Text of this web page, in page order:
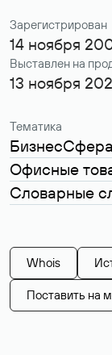
Зарегистрирован
14 ноября
Выставлен на
13 ноября
Тематика
Бизнес
Офисные
Словарные
Whois
Поставить на